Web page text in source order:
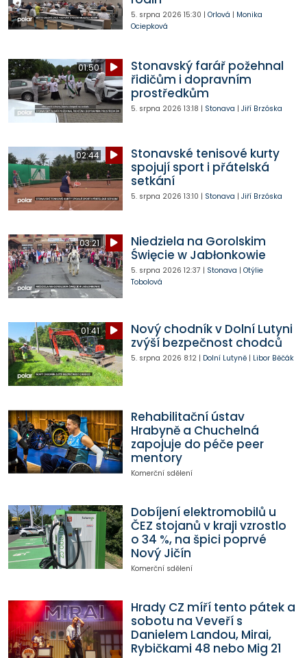
5. srpna 2026 15:30 | Orlová | Monika
Ociepková
01:50
Stonavský farář požehnal
řidičům i dopravním
prostředkům
5. srpna 2026 13:18 | Stonava | Jiří Brzóska
02:44
Stonavské tenisové kurty
spojují sport i přátelská
setkání
5. srpna 2026 13:10 | Stonava | Jiří Brzóska
03:21
Niedziela na Gorolskim
Święcie w Jabłonkowie
5. srpna 2026 12:37 | Stonava | Otýlie
Tobolová
01:41
Nový chodník v Dolní Lutyni
zvýší bezpečnost chodců
5. srpna 2026 8:12| Dolní Lutyně| Libor Běčák
Rehabilitační ústav
Hrabyně a Chuchelná
zapojuje do péče peer
mentory
Komerční sdělení
Dobíjení elektromobilů u
ČEZ stojanů v kraji vzrostlo
o 34 %, na špici poprvé
Nový Jičín
Komerční sdělení
Hrady CZ míří tento pátek a
sobotu na Veveří s
Danielem Landou, Mirai,
Rybičkami 48 nebo Mig 21